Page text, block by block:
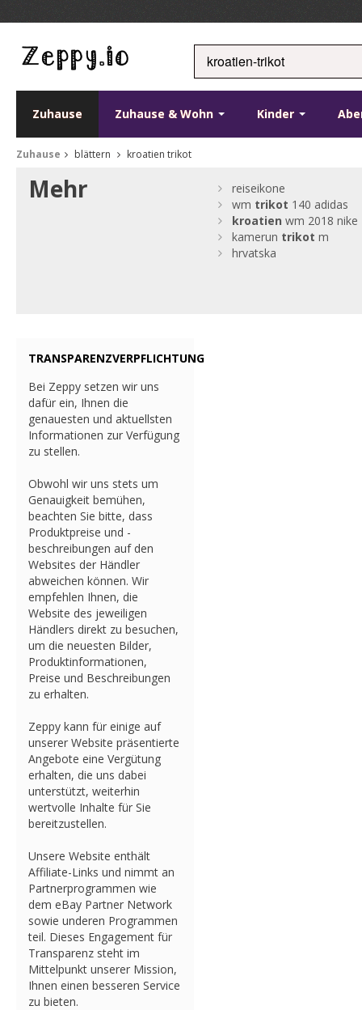
Zuhause Zuhause & Wohn Kinder
Zuhause blättern kroatien trikot
Mehr
reiseikone
wm trikot 140 adidas
kroatien wm 2018 nike
kamerun trikot m
hrvatska
TRANSPARENZVERPFLICHTUNG
Bei Zeppy setzen wir uns
dafür ein, Ihnen die
genauesten und aktuellsten
Informationen zur Verfügung
zu stellen.
Obwohl wir uns stets um
Genauigkeit bemühen,
beachten Sie bitte, dass
Produktpreise und -
beschreibungen auf den
Websites der Händler
abweichen können. Wir
empfehlen Ihnen, die
Website des jeweiligen
Händlers direkt zu besuchen,
um die neuesten Bilder,
Produktinformationen,
Preise und Beschreibungen
zu erhalten.
Zeppy kann für einige auf
unserer Website präsentierte
Angebote eine Vergütung
erhalten, die uns dabei
unterstützt, weiterhin
wertvolle Inhalte für Sie
bereitzustellen.
Unsere Website enthält
Affiliate-Links und nimmt an
Partnerprogrammen wie
dem eBay Partner Network
sowie underen Programmen
teil. Dieses Engagement für
Transparenz steht im
Mittelpunkt unserer Mission,
Ihnen einen besseren Service
zu bieten.